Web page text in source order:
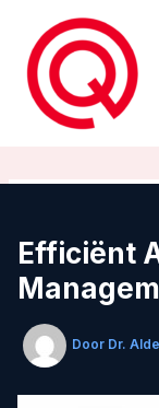
inhoud
Efficiënt
Door Dr.